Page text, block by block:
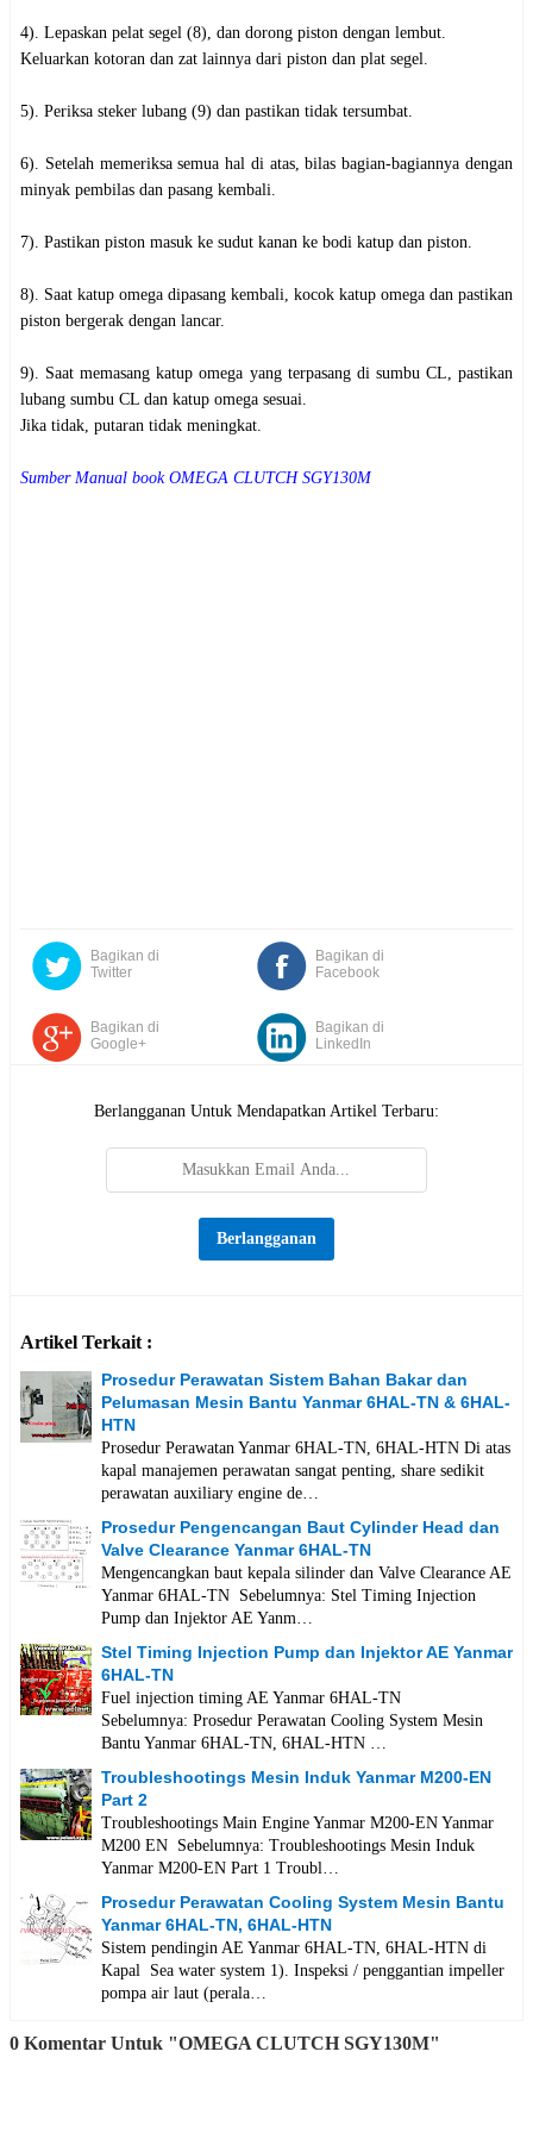
4). Lepaskan pelat segel (8), dan dorong piston dengan lembut.
Keluarkan kotoran dan zat lainnya dari piston dan plat segel.
5). Periksa steker lubang (9) dan pastikan tidak tersumbat.
6). Setelah memeriksa semua hal di atas, bilas bagian-bagiannya dengan
minyak pembilas dan pasang kembali.
7). Pastikan piston masuk ke sudut kanan ke bodi katup dan piston.
8). Saat katup omega dipasang kembali, kocok katup omega dan pastikan
piston bergerak dengan lancar.
9). Saat memasang katup omega yang terpasang di sumbu CL, pastikan
lubang sumbu CL dan katup omega sesuai.
Jika tidak, putaran tidak meningkat.
Sumber Manual book OMEGA CLUTCH SGY130M
Bagikan di
Facebook
Bagikan di
Twitter
Bagikan di
Google+
Bagikan di
LinkedIn
Berlangganan Untuk Mendapatkan Artikel Terbaru:
Artikel Terkait :
Prosedur Perawatan Sistem Bahan Bakar dan
Pelumasan Mesin Bantu Yanmar 6HAL-TN & 6HAL-
HTN
Prosedur Perawatan Yanmar 6HAL-TN, 6HAL-HTN Di atas
kapal manajemen perawatan sangat penting, share sedikit
perawatan auxiliary engine de…
Prosedur Pengencangan Baut Cylinder Head dan
Valve Clearance Yanmar 6HAL-TN
Mengencangkan baut kepala silinder dan Valve Clearance AE
Yanmar 6HAL-TN Sebelumnya: Stel Timing Injection
Pump dan Injektor AE Yanm…
Stel Timing Injection Pump dan Injektor AE Yanmar
6HAL-TN
Fuel injection timing AE Yanmar 6HAL-TN
Sebelumnya: Prosedur Perawatan Cooling System Mesin
Bantu Yanmar 6HAL-TN, 6HAL-HTN …
Troubleshootings Mesin Induk Yanmar M200-EN
Part 2
Troubleshootings Main Engine Yanmar M200-EN Yanmar
M200 EN Sebelumnya: Troubleshootings Mesin Induk
Yanmar M200-EN Part 1 Troubl…
Prosedur Perawatan Cooling System Mesin Bantu
Yanmar 6HAL-TN, 6HAL-HTN
Sistem pendingin AE Yanmar 6HAL-TN, 6HAL-HTN di
Kapal Sea water system 1). Inspeksi / penggantian impeller
pompa air laut (perala…
0 Komentar Untuk "OMEGA CLUTCH SGY130M"